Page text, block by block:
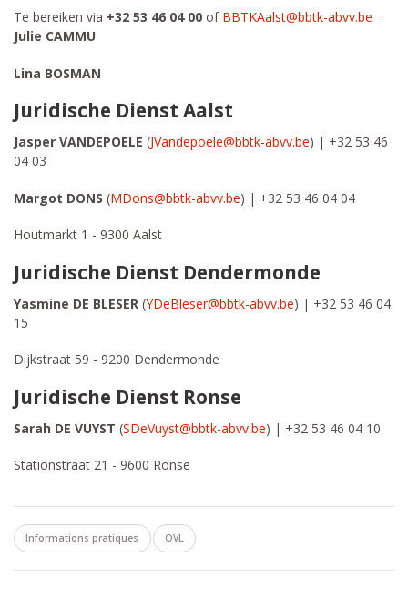
Te bereiken via +32 53 46 04 00 of BBTKAalst@bbtk-abvv.be
Julie CAMMU
Lina BOSMAN
Juridische Dienst Aalst
Jasper VANDEPOELE (JVandepoele@bbtk-abvv.be) | +32 53 46
04 03
Margot DONS (MDons@bbtk-abvv.be) | +32 53 46 04 04
Houtmarkt 1 - 9300 Aalst
Juridische Dienst Dendermonde
Yasmine DE BLESER (YDeBleser@bbtk-abvv.be) | +32 53 46 04
15
Dijkstraat 59 - 9200 Dendermonde
Juridische Dienst Ronse
Sarah DE VUYST (SDeVuyst@bbtk-abvv.be) | +32 53 46 04 10
Stationstraat 21 - 9600 Ronse
Informations pratiques OVL